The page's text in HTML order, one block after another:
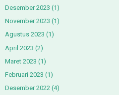
Desember 2023 (1)
November 2023 (1)
Agustus 2023 (1)
April 2023 (2)
Maret 2023 (1)
Februari 2023 (1)
Desember 2022 (4)